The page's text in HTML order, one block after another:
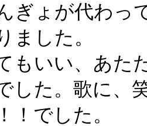
ぎょが代わっ
ました。
もいい、あた
した。歌に、
！でした。